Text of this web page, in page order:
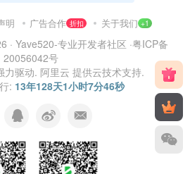
明 广告合作 折扣 关于我们 +1
· Yave520-专业开发者社区 ·粤ICP备
20056042号
力驱动. 阿里云 提供云技术支持.
: 13年128天1小时7分47秒